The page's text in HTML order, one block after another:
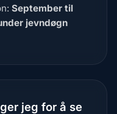
September til
jevndøgn
jeg for å se